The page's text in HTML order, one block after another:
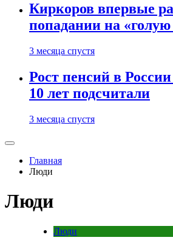
Киркоров впервые
попадании на
3 месяца спустя
Рост пенсий в
10 лет подсчитали
3 месяца спустя
Главная
Люди
Люди
Люди